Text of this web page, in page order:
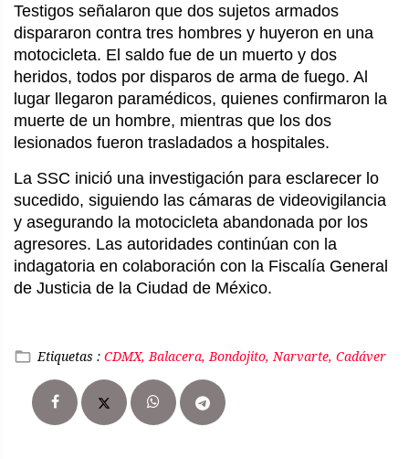
Testigos señalaron que dos sujetos armados
dispararon contra tres hombres y huyeron en una
motocicleta. El saldo fue de un muerto y dos
heridos, todos por disparos de arma de fuego. Al
lugar llegaron paramédicos, quienes confirmaron la
muerte de un hombre, mientras que los dos
lesionados fueron trasladados a hospitales.
La SSC inició una investigación para esclarecer lo
sucedido, siguiendo las cámaras de videovigilancia
y asegurando la motocicleta abandonada por los
agresores. Las autoridades continúan con la
indagatoria en colaboración con la Fiscalía General
de Justicia de la Ciudad de México.
Etiquetas : CDMX, Balacera, Bondojito, Narvarte, Cadáver